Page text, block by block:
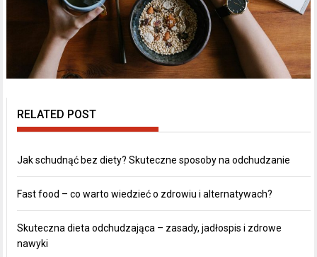
RELATED POST
Jak schudnąć bez diety? Skuteczne sposoby na odchudzanie
Fast food – co warto wiedzieć o zdrowiu i alternatywach?
Skuteczna dieta odchudzająca – zasady, jadłospis i zdrowe
nawyki